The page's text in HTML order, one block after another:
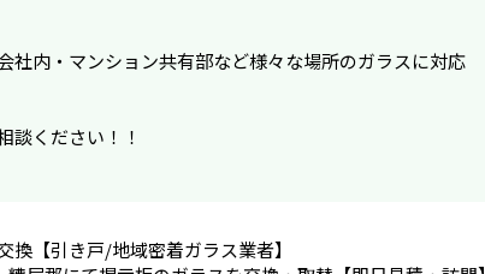
社内・マンション共有部など様々な場所のガラスに対応
談ください！！
換【引き戸/地域密着ガラス業者】